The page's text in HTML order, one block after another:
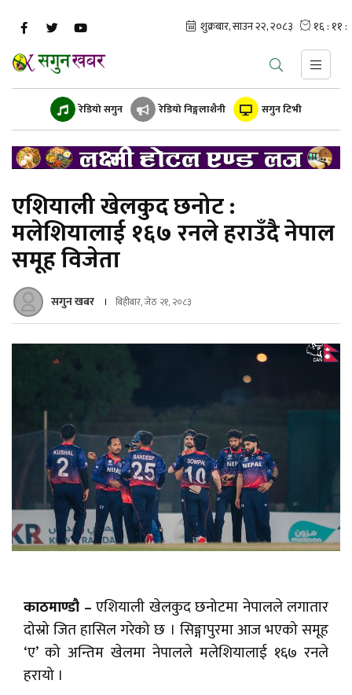
रेडियो सगुन रेडियो निङ्गलाशैनी सगुन टिभी
एशियाली खेलकुद छनोट :
मलेशियालाई १६७ रनले हराउँदै नेपाल
समूह विजेता
सगुन खबर बिहीबार, जेठ २१, २०८३
काठमाण्डौ –एशियाली खेलकुद छनोटमा नेपालले लगातार
दोस्रो जित हासिल गरेको छ । सिङ्गापुरमा आज भएको समूह
‘ए’ को अन्तिम खेलमा नेपालले मलेशियालाई १६७ रनले
हरायो ।